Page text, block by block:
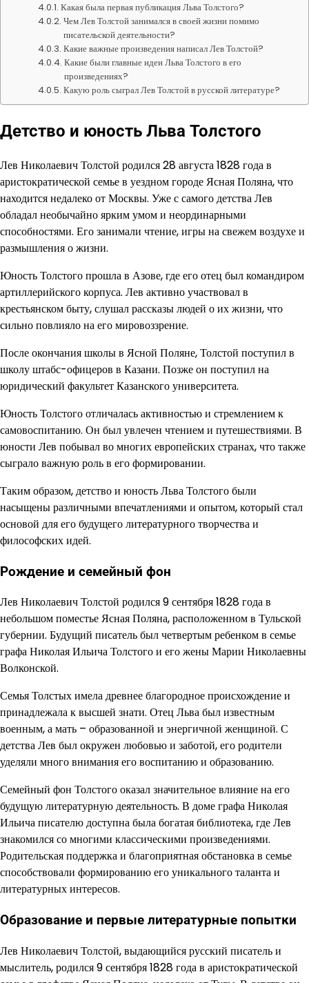
Какая была первая публикация Льва Толстого?
Чем Лев Толстой занимался в своей жизни помимо
писательской деятельности?
Какие важные произведения написал Лев Толстой?
Какие были главные идеи Льва Толстого в его
произведениях?
Какую роль сыграл Лев Толстой в русской литературе?
Детство и юность Льва Толстого
Лев Николаевич Толстой родился 28 августа 1828 года в
аристократической семье в уездном городе Ясная Поляна, что
находится недалеко от Москвы. Уже с самого детства Лев
обладал необычайно ярким умом и неординарными
способностями. Его занимали чтение, игры на свежем воздухе и
размышления о жизни.
Юность Толстого прошла в Азове, где его отец был командиром
артиллерийского корпуса. Лев активно участвовал в
крестьянском быту, слушал рассказы людей о их жизни, что
сильно повлияло на его мировоззрение.
После окончания школы в Ясной Поляне, Толстой поступил в
школу штабс-офицеров в Казани. Позже он поступил на
юридический факультет Казанского университета.
Юность Толстого отличалась активностью и стремлением к
самовоспитанию. Он был увлечен чтением и путешествиями. В
юности Лев побывал во многих европейских странах, что также
сыграло важную роль в его формировании.
Таким образом, детство и юность Льва Толстого были
насыщены различными впечатлениями и опытом, который стал
основой для его будущего литературного творчества и
философских идей.
Рождение и семейный фон
Лев Николаевич Толстой родился 9 сентября 1828 года в
небольшом поместье Ясная Поляна, расположенном в Тульской
губернии. Будущий писатель был четвертым ребенком в семье
графа Николая Ильича Толстого и его жены Марии Николаевны
Волконской.
Семья Толстых имела древнее благородное происхождение и
принадлежала к высшей знати. Отец Льва был известным
военным, а мать – образованной и энергичной женщиной. С
детства Лев был окружен любовью и заботой, его родители
уделяли много внимания его воспитанию и образованию.
Семейный фон Толстого оказал значительное влияние на его
будущую литературную деятельность. В доме графа Николая
Ильича писателю доступна была богатая библиотека, где Лев
знакомился со многими классическими произведениями.
Родительская поддержка и благоприятная обстановка в семье
способствовали формированию его уникального таланта и
литературных интересов.
Образование и первые литературные попытки
Лев Николаевич Толстой, выдающийся русский писатель и
мыслитель, родился 9 сентября 1828 года в аристократической